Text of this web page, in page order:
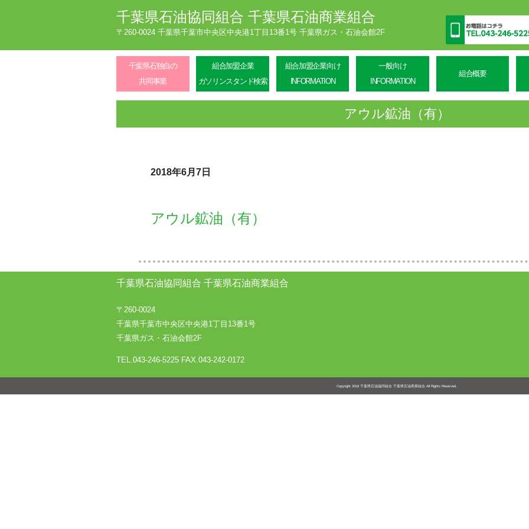
千葉県石油協同組合 千葉県石油商業組合
〒260-0024 千葉県千葉市中央区中央港1丁目13番1号 千葉県ガス・石油会館2F
千葉県石独自の
共同事業
組合加盟企業
ガソリンスタンド検索
組合加盟企業向け
INFORMATION
一般向け
INFORMATION
組合概要
アウル鉱油（有）
2018年6月7日
アウル鉱油（有）
千葉県石油協同組合 千葉県石油商業組合
〒260-0024
千葉県千葉市中央区中央港1丁目13番1号
千葉県ガス・石油会館2F
TEL.043-246-5225 FAX.043-242-0172
Copyright 2018 千葉県石油協同組合 千葉県石油商業組合 All Rights Reserved.